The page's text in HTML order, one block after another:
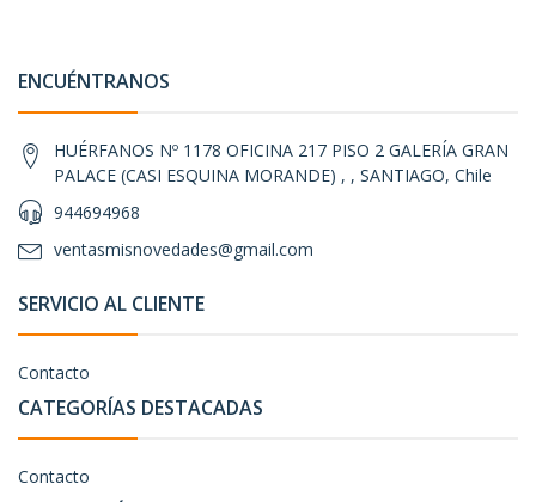
ENCUÉNTRANOS
HUÉRFANOS Nº 1178 OFICINA 217 PISO 2 GALERÍA GRAN
PALACE (CASI ESQUINA MORANDE) , , SANTIAGO, Chile
944694968
ventasmisnovedades@gmail.com
SERVICIO AL CLIENTE
Contacto
CATEGORÍAS DESTACADAS
Contacto